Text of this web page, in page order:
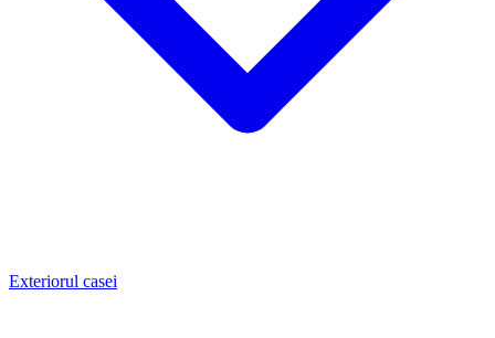
Exteriorul casei